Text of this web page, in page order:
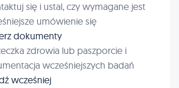
się i ustal, czy wymagane jest
umówienie się
dokumenty
zdrowia lub paszporcie i
wcześniejszych badań
wcześniej